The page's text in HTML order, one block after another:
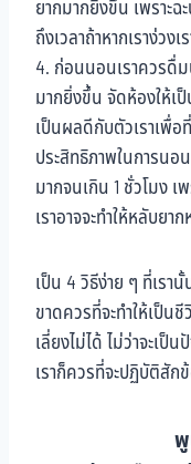
ยากมากยิ่งขึ้น เพราะ
ถึงเวลาถ้าหากเราง่ว
4. ก่อนนอนเราควรดื่
มากยิ่งขึ้น จัดห้องให้เ
เป็นผลดีกับตัวเราเพื่อ
ประสิทธิภาพในการน
มากจนเกิน 1 ชั่วโมง เ
เราอาจจะทำให้หลับยา
เป็น 4 วิธีง่าย ๆ ที่เรา
ขาดควรที่จะทำให้เป็น
เลี่ยงไม่ได้ ไม่ว่าจะเป็
เราก็ควรที่จะปฏิบัติสัก